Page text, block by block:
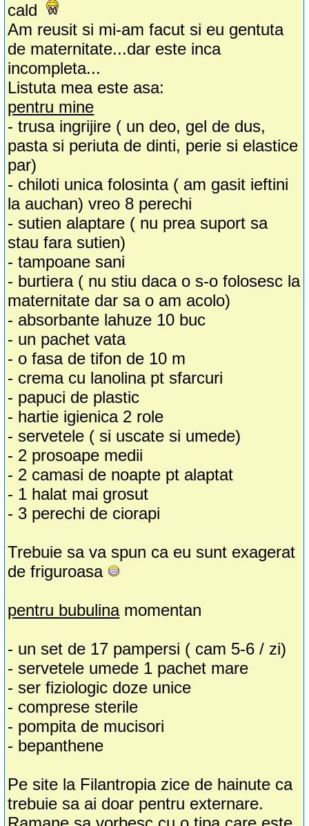
cald
Am reusit si mi-am facut si eu gentuta
de maternitate...dar este inca
incompleta...
Listuta mea este asa:
pentru mine
- trusa ingrijire ( un deo, gel de dus,
pasta si periuta de dinti, perie si elastice
par)
- chiloti unica folosinta ( am gasit ieftini
la auchan) vreo 8 perechi
- sutien alaptare ( nu prea suport sa
stau fara sutien)
- tampoane sani
- burtiera ( nu stiu daca o s-o folosesc la
maternitate dar sa o am acolo)
- absorbante lahuze 10 buc
- un pachet vata
- o fasa de tifon de 10 m
- crema cu lanolina pt sfarcuri
- papuci de plastic
- hartie igienica 2 role
- servetele ( si uscate si umede)
- 2 prosoape medii
- 2 camasi de noapte pt alaptat
- 1 halat mai grosut
- 3 perechi de ciorapi
Trebuie sa va spun ca eu sunt exagerat
de friguroasa
pentru bubulinamomentan
- un set de 17 pampersi ( cam 5-6 / zi)
- servetele umede 1 pachet mare
- ser fiziologic doze unice
- comprese sterile
- pompita de mucisori
- bepanthene
Pe site la Filantropia zice de hainute ca
trebuie sa ai doar pentru externare.